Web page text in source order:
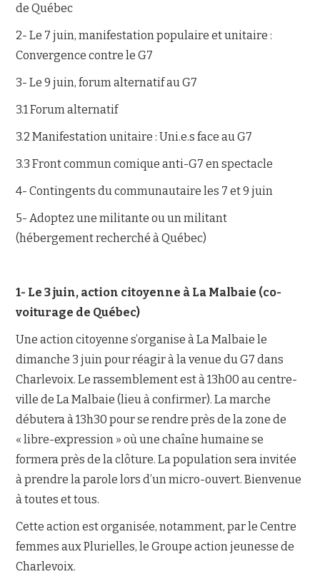
de Québec
2- Le 7 juin, manifestation populaire et unitaire :
Convergence contre le G7
3- Le 9 juin, forum alternatif au G7
3.1 Forum alternatif
3.2 Manifestation unitaire : Uni.e.s face au G7
3.3 Front commun comique anti-G7 en spectacle
4- Contingents du communautaire les 7 et 9 juin
5- Adoptez une militante ou un militant
(hébergement recherché à Québec)
1- Le 3 juin, action citoyenne à La Malbaie (co-
voiturage de Québec)
Une action citoyenne s’organise à La Malbaie le
dimanche 3 juin pour réagir à la venue du G7 dans
Charlevoix. Le rassemblement est à 13h00 au centre-
ville de La Malbaie (lieu à confirmer). La marche
débutera à 13h30 pour se rendre près de la zone de
« libre-expression » où une chaîne humaine se
formera près de la clôture. La population sera invitée
à prendre la parole lors d’un micro-ouvert. Bienvenue
à toutes et tous.
Cette action est organisée, notamment, par le Centre
femmes aux Plurielles, le Groupe action jeunesse de
Charlevoix.